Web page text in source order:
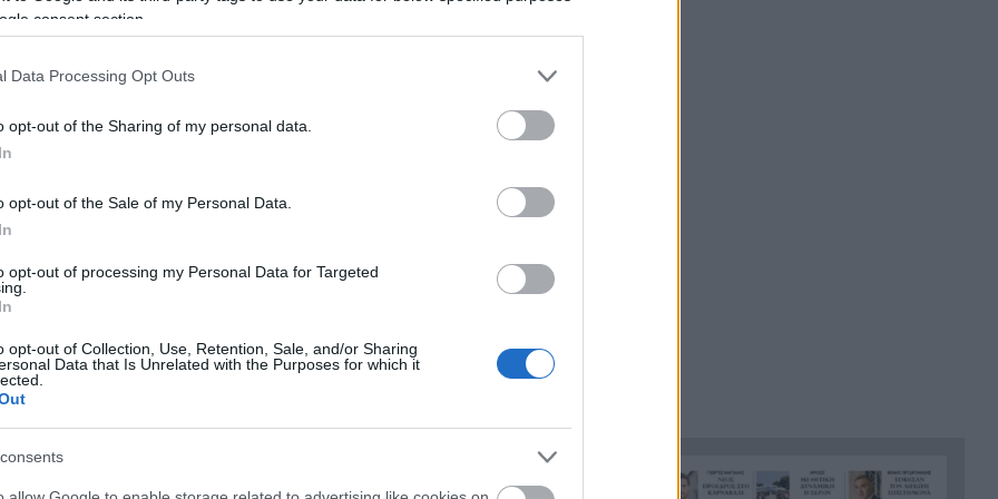
consent section.
Data Processing Opt Outs
opt-out of the Sharing of my personal data.
opt-out of the Sale of my Personal Data.
opt-out of processing my Personal Data for Targeted
opt-out of Collection, Use, Retention, Sale, and/or Sharing
Data that Is Unrelated with the Purposes for which it
από τις πιο πλούσιες πηγές ψευδαργύρου. Μια μερίδα μοσχαρίσιου
και το 44% των ημερήσιων αναγκών.
εξαιρετικά υψηλές ποσότητες ψευδαργύρου. Μόλις έξι στρείδια
ανάγκης.
ποσότητες ψευδαργύρου, ωστόσο η απορρόφησή του είναι
αποτελούν πολύ καλή φυτική πηγή ψευδαργύρου, ιδανική για
«σκαλοπάτι»: Νέα κορυφή